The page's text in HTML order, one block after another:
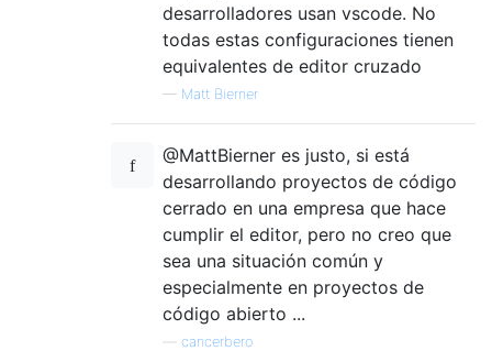
desarrolladores usan vscode. No
todas estas configuraciones tienen
equivalentes de editor cruzado
— Matt Bierner
@MattBierner es justo, si está
desarrollando proyectos de código
cerrado en una empresa que hace
cumplir el editor, pero no creo que
sea una situación común y
especialmente en proyectos de
código abierto ...
cancerbero